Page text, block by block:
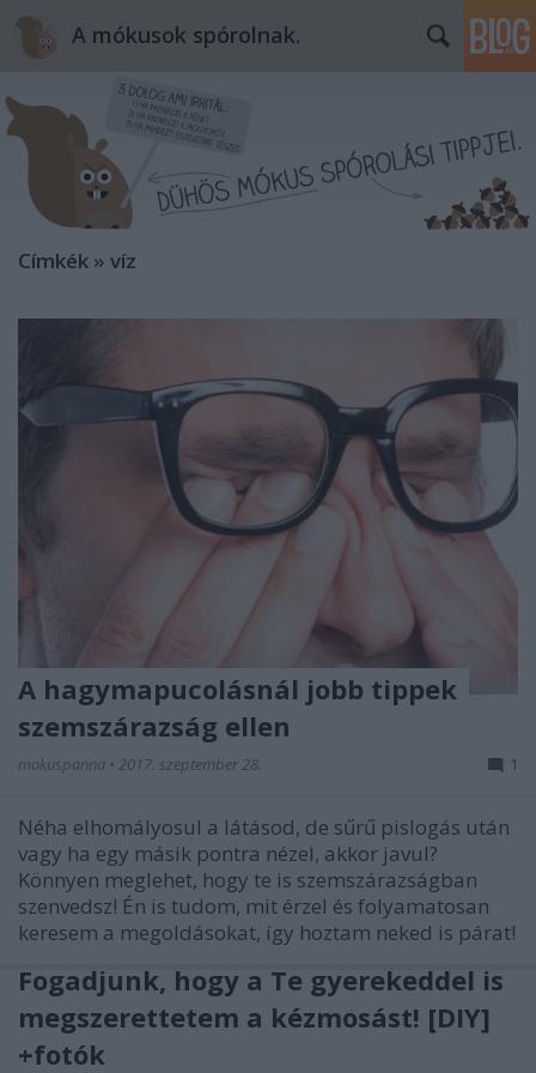
A mókusok spórolnak.
Címkék » víz
A hagymapucolásnál jobb tippek
szemszárazság ellen
mokuspanna • 2017. szeptember 28. 1
Néha elhomályosul a látásod, de sűrű pislogás után
vagy ha egy másik pontra nézel, akkor javul?
Könnyen meglehet, hogy te is szemszárazságban
szenvedsz! Én is tudom, mit érzel és folyamatosan
keresem a megoldásokat, így hoztam neked is párat!
Fogadjunk, hogy a Te gyerekeddel is
megszerettetem a kézmosást! [DIY]
+fotók